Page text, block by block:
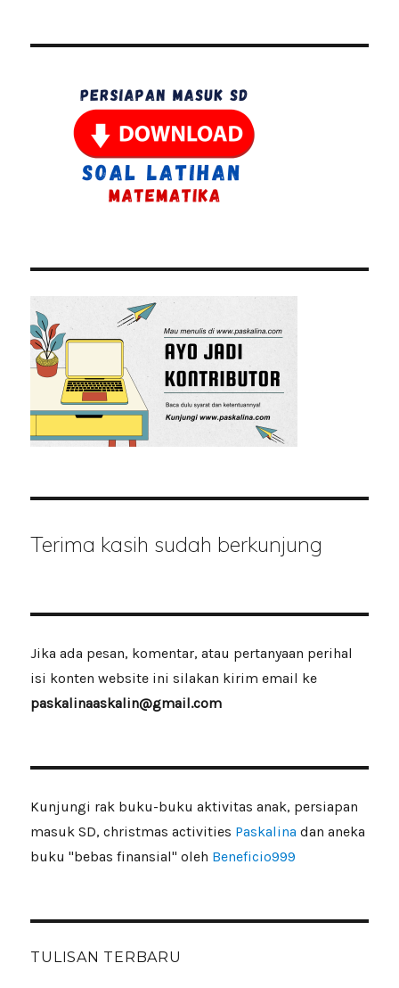
Terima kasih sudah berkunjung
Jika ada pesan, komentar, atau pertanyaan perihal
isi konten website ini silakan kirim email ke
paskalinaaskalin@gmail.com
Kunjungi rak buku-buku aktivitas anak, persiapan
masuk SD, christmas activities Paskalinadan aneka
buku "bebas finansial" oleh Beneficio999
TULISAN TERBARU